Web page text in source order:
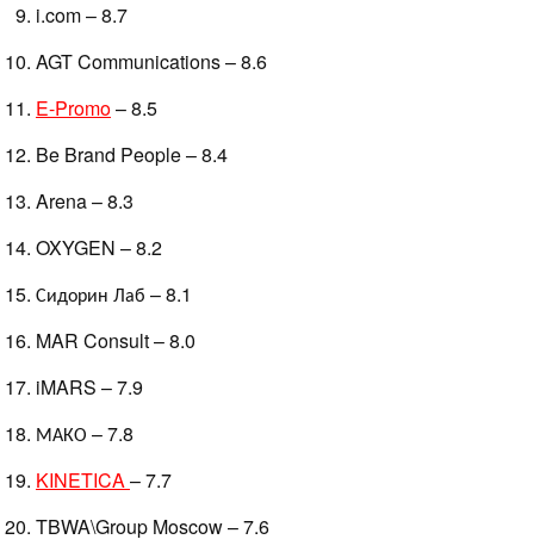
i.com – 8.7
AGT Communications – 8.6
E-Promo– 8.5
Be Brand People – 8.4
Arena – 8.3
OXYGEN – 8.2
Сидорин Лаб – 8.1
MAR Consult – 8.0
iMARS – 7.9
МАКО – 7.8
KINETICA– 7.7
TBWA\Group Moscow – 7.6